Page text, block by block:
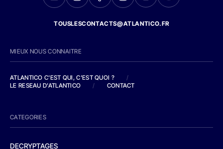
TOUSLESCONTACTS@ATLANTICO.FR
MIEUX NOUS CONNAITRE
ATLANTICO C'EST QUI, C'EST QUOI ?
/
LE RESEAU D'ATLANTICO
/ CONTACT
CATEGORIES
DECRYPTAGES